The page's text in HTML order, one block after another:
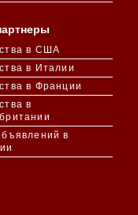
в США
в Италии
в Франции
в
в